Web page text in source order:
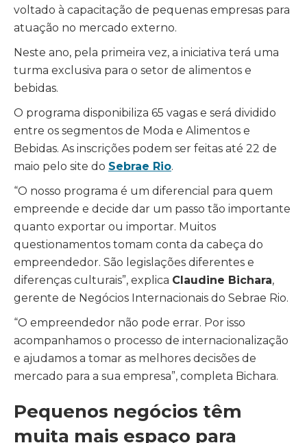
voltado à capacitação de pequenas empresas para
atuação no mercado externo.
Neste ano, pela primeira vez, a iniciativa terá uma
turma exclusiva para o setor de alimentos e
bebidas.
O programa disponibiliza 65 vagas e será dividido
entre os segmentos de Moda e Alimentos e
Bebidas. As inscrições podem ser feitas até 22 de
maio pelo site do Sebrae Rio.
“O nosso programa é um diferencial para quem
empreende e decide dar um passo tão importante
quanto exportar ou importar. Muitos
questionamentos tomam conta da cabeça do
empreendedor. São legislações diferentes e
diferenças culturais”, explica Claudine Bichara,
gerente de Negócios Internacionais do Sebrae Rio.
“O empreendedor não pode errar. Por isso
acompanhamos o processo de internacionalização
e ajudamos a tomar as melhores decisões de
mercado para a sua empresa”, completa Bichara.
Pequenos negócios têm
muita mais espaço para